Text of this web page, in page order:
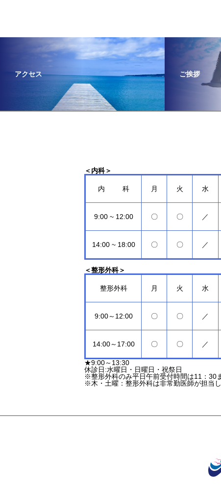
アクセス ご挨拶
＜内科＞
内 科 月 火 水
9:00 ~ 12:00 〇 〇 ／
14:00 ~ 18:00 〇 〇 ／
＜整形外科＞
整形外科 月 火 水
9:00～12:00 〇 〇 ／
14:00～17:00 〇 〇 ／
★9:00～13:30
休診日:水曜日・日曜日・祝祭日
※整形外科のみ平日午前受付時間は11：30
※木・土曜：整形外科は非常勤医師が担当